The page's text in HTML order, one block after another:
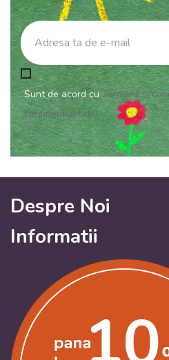
Sunt de acord cuTermenii si
confidentialitate!
Despre Noi
Informatii